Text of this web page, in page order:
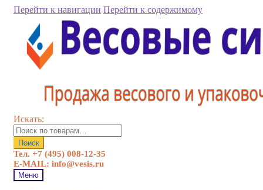
Перейти к навигации Перейти к содержимому
Искать:
Поиск
Тел. +7 (495) 008-12-35
E-MAIL: info@vesis.ru
Меню